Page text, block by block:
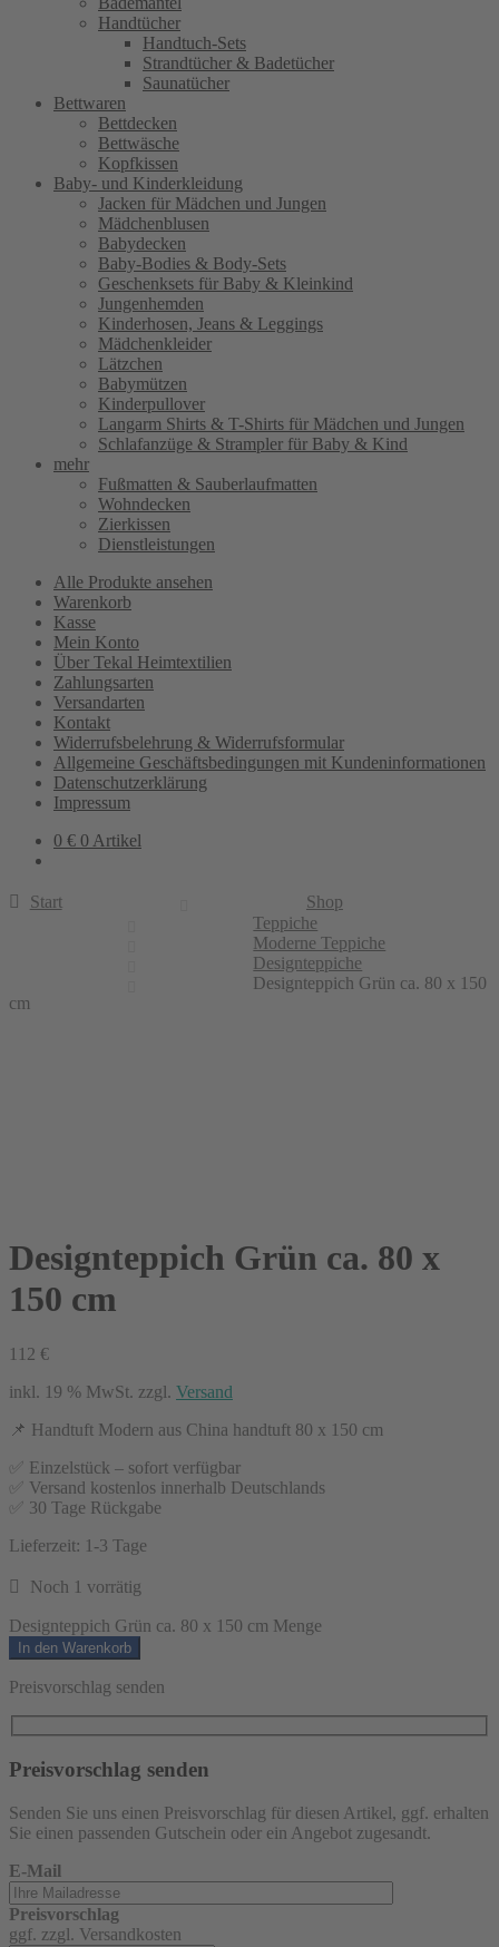
Handtücher
Handtuch-Sets
Strandtücher & Badetücher
Saunatücher
Bettwaren
Bettdecken
Bettwäsche
Kopfkissen
Baby- und Kinderkleidung
Jacken für Mädchen und Jungen
Mädchenblusen
Babydecken
Baby-Bodies & Body-Sets
Geschenksets für Baby & Kleinkind
Jungenhemden
Kinderhosen, Jeans & Leggings
Mädchenkleider
Lätzchen
Babymützen
Kinderpullover
Langarm Shirts & T-Shirts für Mädchen und Jungen
Schlafanzüge & Strampler für Baby & Kind
mehr
Fußmatten & Sauberlaufmatten
Wohndecken
Zierkissen
Dienstleistungen
Alle Produkte ansehen
Warenkorb
Kasse
Mein Konto
Über Tekal Heimtextilien
Zahlungsarten
Versandarten
Kontakt
Widerrufsbelehrung & Widerrufsformular
Allgemeine Geschäftsbedingungen mit Kundeninformationen
Datenschutzerklärung
Impressum
0 € 0 Artikel
Start
Shop
Teppiche
Moderne Teppiche
Designteppiche
Designteppich Grün ca. 80 x 150
cm
Designteppich Grün ca. 80 x
150 cm
112 €
inkl. 19 % MwSt. zzgl. Versand
📌 Handtuft Modern aus China handtuft 80 x 150 cm
✅ Einzelstück – sofort verfügbar
✅ Versand kostenlos innerhalb Deutschlands
✅ 30 Tage Rückgabe
Lieferzeit: 1-3 Tage
Noch 1 vorrätig
Designteppich Grün ca. 80 x 150 cm Menge
In den Warenkorb
Preisvorschlag senden
Preisvorschlag senden
Senden Sie uns einen Preisvorschlag für diesen Artikel, ggf. erhalten
Sie einen passenden Gutschein oder ein Angebot zugesandt.
E-Mail
Preisvorschlag
ggf. zzgl. Versandkosten